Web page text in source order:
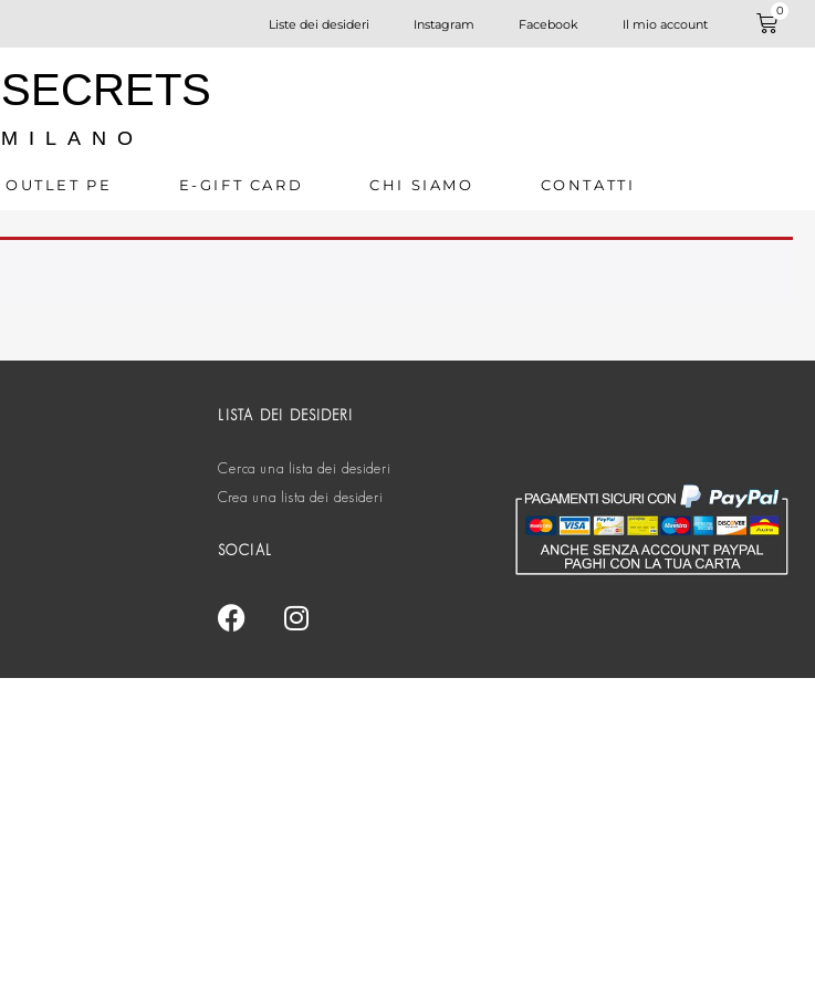
Liste dei desideri Instagram Facebook Il mio account
0
SECRETS
MILANO
OUTLET PE E-GIFT CARD CHI SIAMO CONTATTI
LISTA DEI DESIDERI
Cerca una lista dei desideri
Crea una lista dei desideri
SOCIAL